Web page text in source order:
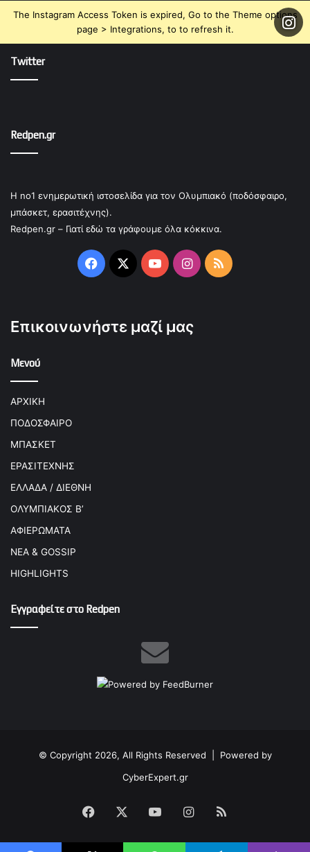
The Instagram Access Token is expired, Go to the Theme options
page > Integrations, to to refresh it.
Twitter
Redpen.gr
Η no1 ενημερωτική ιστοσελίδα για τον Ολυμπιακό (ποδόσφαιρο,
μπάσκετ, ερασιτέχνης).
Redpen.gr – Γιατί εδώ τα γράφουμε όλα κόκκινα.
Facebook
X YouTubeInstagram
RSS
Επικοινωνήστε μαζί μας
Μενού
ΑΡΧΙΚΗ
ΠΟΔΟΣΦΑΙΡΟ
ΜΠΑΣΚΕΤ
ΕΡΑΣΙΤΕΧΝΗΣ
ΕΛΛΑΔΑ / ΔΙΕΘΝΗ
ΟΛΥΜΠΙΑΚΟΣ Β’
ΑΦΙΕΡΩΜΑΤΑ
ΝΕΑ & GOSSIP
HIGHLIGHTS
Εγγραφείτε στο Redpen
© Copyright 2026, All Rights Reserved | Powered by
CyberExpert.gr
Facebook YouTubeInstagram